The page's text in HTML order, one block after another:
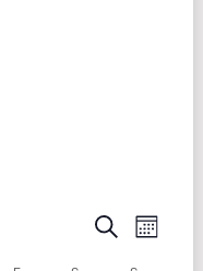
SUCHE
Suche
Monat